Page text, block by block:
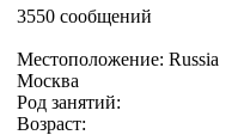
3550 сообщений
Местоположение: Russia
Москва
Род занятий:
Возраст: